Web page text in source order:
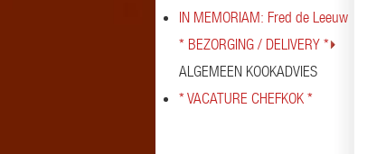
IN MEMORIAM: Fred de Leeuw
* BEZORGING / DELIVERY *
ALGEMEEN KOOKADVIES
* VACATURE CHEFKOK *